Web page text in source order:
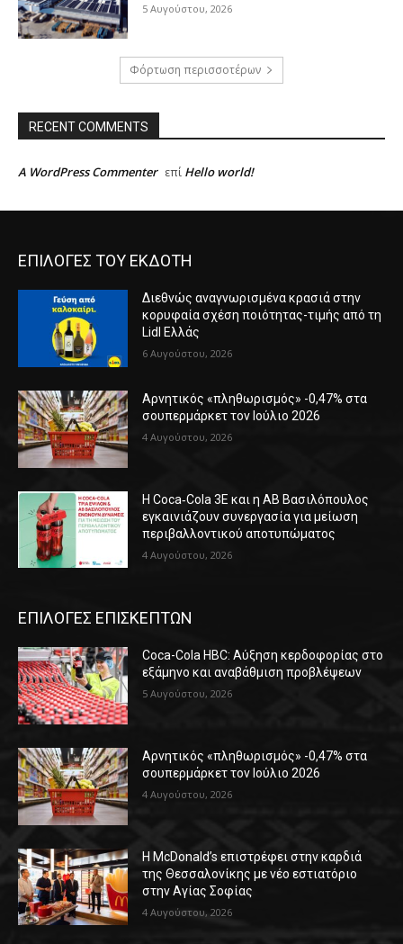
5 Αυγούστου, 2026
Φόρτωση περισσοτέρων
RECENT COMMENTS
A WordPress Commenter επί Hello world!
ΕΠΙΛΟΓΕΣ ΤΟΥ ΕΚΔΟΤΗ
Διεθνώς αναγνωρισμένα κρασιά στην
κορυφαία σχέση ποιότητας-τιμής από τη
Lidl Ελλάς
6 Αυγούστου, 2026
Αρνητικός «πληθωρισμός» -0,47% στα
σουπερμάρκετ τον Ιούλιο 2026
4 Αυγούστου, 2026
Η Coca‑Cola 3E και η ΑΒ Βασιλόπουλος
εγκαινιάζουν συνεργασία για μείωση
περιβαλλοντικού αποτυπώματος
4 Αυγούστου, 2026
ΕΠΙΛΟΓΕΣ ΕΠΙΣΚΕΠΤΩΝ
Coca-Cola HBC: Αύξηση κερδοφορίας στο
εξάμηνο και αναβάθμιση προβλέψεων
5 Αυγούστου, 2026
Αρνητικός «πληθωρισμός» -0,47% στα
σουπερμάρκετ τον Ιούλιο 2026
4 Αυγούστου, 2026
Η McDonald’s επιστρέφει στην καρδιά
της Θεσσαλονίκης με νέο εστιατόριο
στην Αγίας Σοφίας
4 Αυγούστου, 2026